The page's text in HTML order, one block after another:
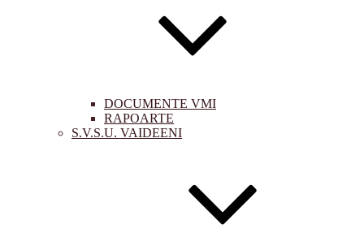
DOCUMENTE VMI
RAPOARTE
S.V.S.U. VAIDEENI